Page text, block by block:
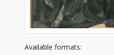
Available formats: